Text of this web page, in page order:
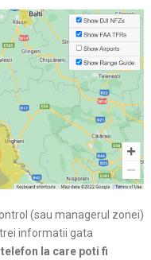
(sau managerul zonei)
informatii gata
la care poti fi